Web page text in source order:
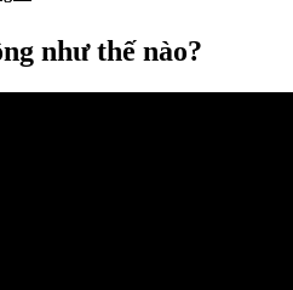
như thế nào?